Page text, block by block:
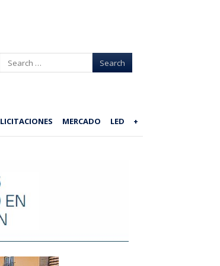
Search
LICITACIONES MERCADO LED +